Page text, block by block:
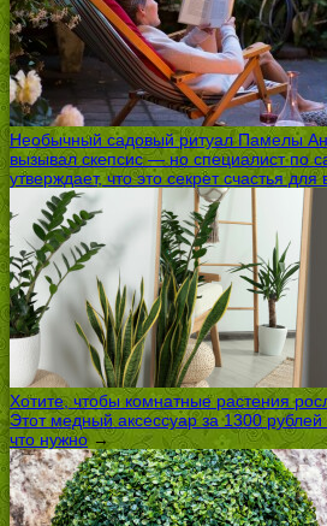
Необычный садовый ритуал Памелы
вызывал скепсис — но специалист по
утверждает, что это секрет счастья
Хотите, чтобы комнатные растения
Этот медный аксессуар за 1300
что нужно→